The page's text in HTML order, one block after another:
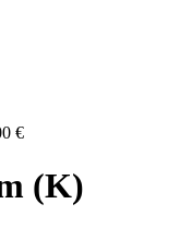
€
(K)